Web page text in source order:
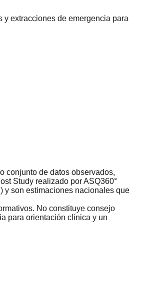
extracciones de emergencia para
conjunto de datos observados,
Study realizado por ASQ360°
y son estimaciones nacionales que
No constituye consejo
para orientación clínica y un